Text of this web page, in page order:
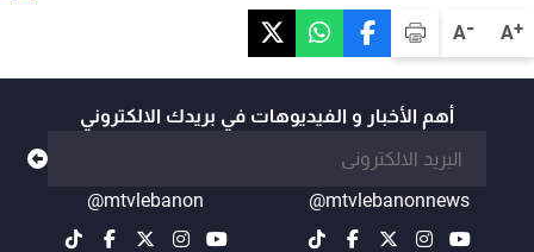
A+
A-
أهم الأخبار و الفيديوهات في بريدك الالكتروني
@mtvlebanonnews
@mtvlebanon